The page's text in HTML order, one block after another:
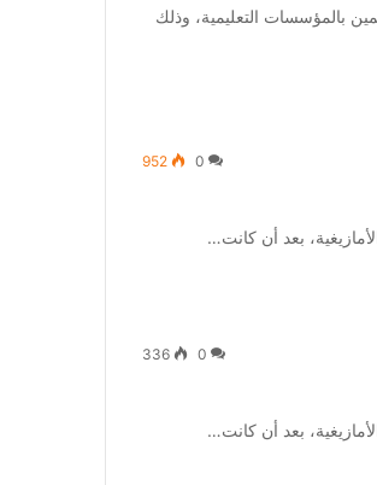
بالمؤسسات التعليمية، وذلك
0
952
بعد أن كانت…
0
336
بعد أن كانت…